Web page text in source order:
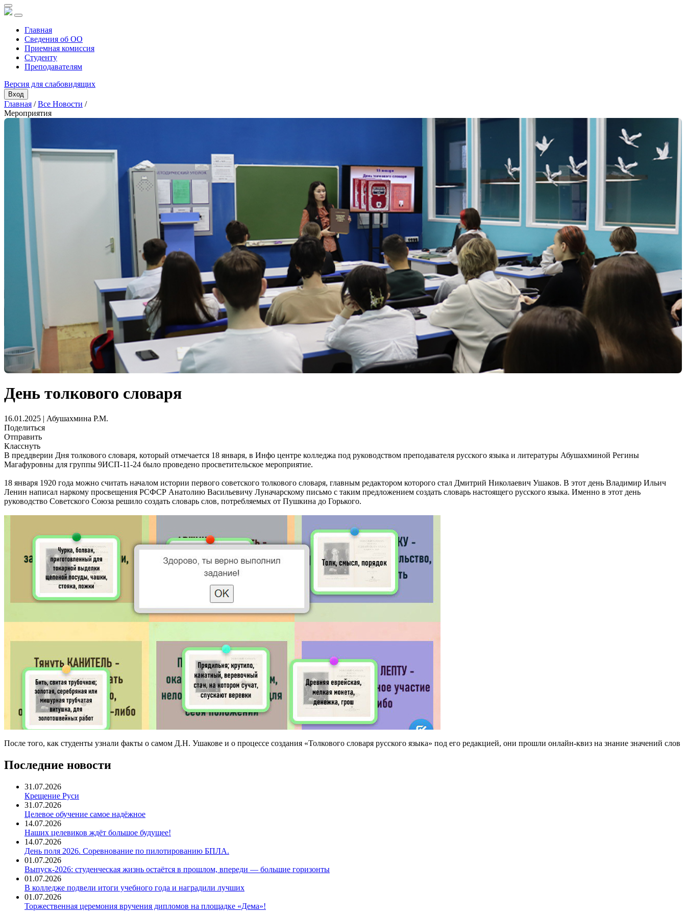
Главная
Сведения об ОО
Приемная комиссия
Студенту
Преподавателям
Версия для слабовидящих
Вход
Главная /Все Новости /
Мероприятия
День толкового словаря
16.01.2025 | Абушахмина Р.М.
Поделиться
Отправить
Класснуть
В преддверии Дня толкового словаря, который отмечается 18 января, в Инфо центре колледжа под руководством преподавателя русского языка и литературы Абушахминой Регины
Магафуровны для группы 9ИСП-11-24 было проведено просветительское мероприятие.
18 января 1920 года можно считать началом истории первого советского толкового словаря, главным редактором которого стал Дмитрий Николаевич Ушаков. В этот день Владимир Ильич
Ленин написал наркому просвещения РСФСР Анатолию Васильевичу Луначарскому письмо с таким предложением создать словарь настоящего русского языка. Именно в этот день
руководство Советского Союза решило создать словарь слов, потребляемых от Пушкина до Горького.
После того, как студенты узнали факты о самом Д.Н. Ушакове и о процессе создания «Толкового словаря русского языка» под его редакцией, они прошли онлайн-квиз на знание значений слов
Последние новости
31.07.2026
Крещение Руси
31.07.2026
Целевое обучение самое надёжное
14.07.2026
Наших целевиков ждёт большое будущее!
14.07.2026
День поля 2026. Соревнование по пилотированию БПЛА.
01.07.2026
Выпуск-2026: студенческая жизнь остаётся в прошлом, впереди — большие горизонты
01.07.2026
В колледже подвели итоги учебного года и наградили лучших
01.07.2026
Торжественная церемония вручения дипломов на площадке «Дема»!